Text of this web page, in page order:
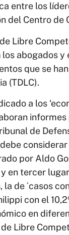
entre los
del Centro de
Libre
abogados
que se
(TDLC).
a los
de
por Aldo
en tercer
de ´casos
con el
en
Libre